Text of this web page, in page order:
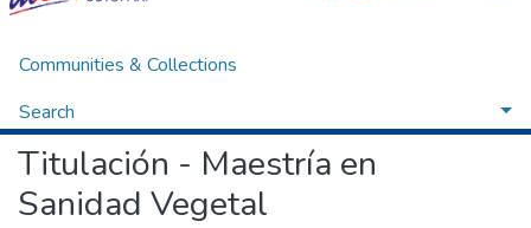
Communities & Collections
Search
Statistics
Home Posgrados
Maestría en Sanidad Vegetal
Titulación - Maestría en
Sanidad Vegetal